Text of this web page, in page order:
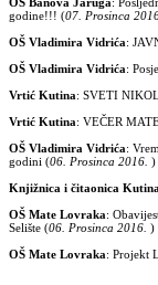
godine!!! (07. Prosinca
OŠ Vladimira Vidrića:
OŠ Vladimira Vidrića:
Vrtić Kutina: SVETI
Vrtić Kutina: VEČER
OŠ Vladimira Vidrića:
godini (06. Prosinca 2016. )
Knjižnica i čitaonica Kutina
OŠ Mate Lovraka:
Selište (06. Prosinca 2016. )
OŠ Mate Lovraka: Projekt